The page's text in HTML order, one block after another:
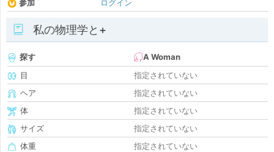
参加
ログイン
私の物理学と+
探す
A Woman
目
指定されていない
ヘア
指定されていない
体
指定されていない
サイズ
指定されていない
体重
指定されていない